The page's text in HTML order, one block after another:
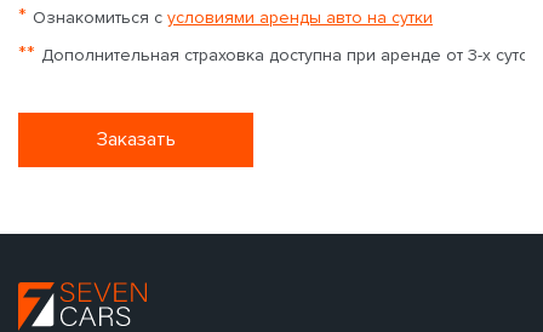
* Ознакомиться с условиями аренды авто на сутки
** Дополнительная страховка доступна при аренде от 3-х суток
Заказать